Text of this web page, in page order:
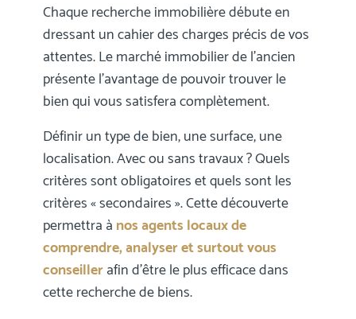
Chaque recherche immobilière débute en
dressant un cahier des charges précis de vos
attentes. Le marché immobilier de l’ancien
présente l’avantage de pouvoir trouver le
bien qui vous satisfera complètement.
Définir un type de bien, une surface, une
localisation. Avec ou sans travaux ? Quels
critères sont obligatoires et quels sont les
critères « secondaires ». Cette découverte
permettra à nos agents locaux de
comprendre, analyser et surtout vous
conseillerafin d’être le plus efficace dans
cette recherche de biens.